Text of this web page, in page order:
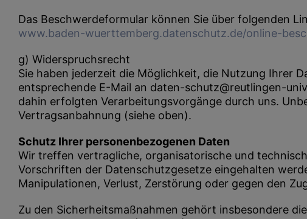
Das Beschwerdeformular können Sie über folgenden
www.baden-wuerttemberg.datenschutz.de/online-
g) Widerspruchsrecht
Sie haben jederzeit die Möglichkeit, die Nutzung Ihrer
entsprechende E-Mail an daten-schutz@reutlingen-
dahin erfolgten Verarbeitungsvorgänge durch uns.
Vertragsanbahnung (siehe oben).
Schutz Ihrer personenbezogenen Daten
Wir treffen vertragliche, organisatorische und
Vorschriften der Datenschutzgesetze eingehalten
Manipulationen, Verlust, Zerstörung oder gegen den
Zu den Sicherheitsmaßnahmen gehört insbesondere